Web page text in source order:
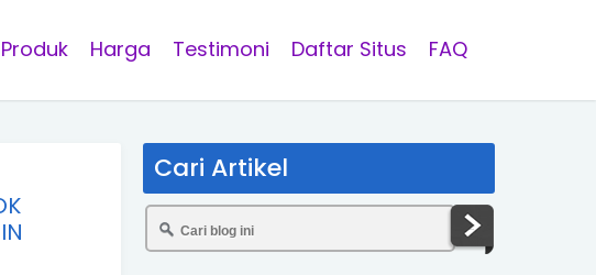
Produk Harga Testimoni Daftar Situs FAQ
Cari Artikel